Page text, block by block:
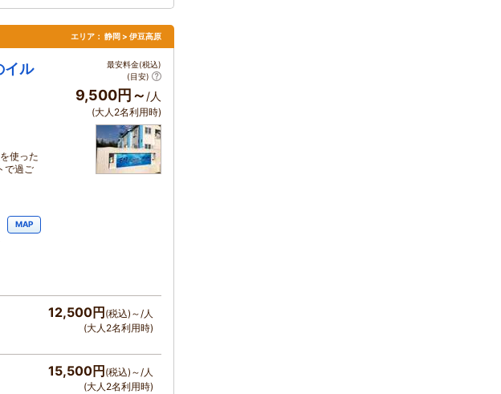
エリア： 静岡 > 伊豆高原
イル
使った
で過ご
MAP
最安料金(税込)
(目安)
9,500円～ /人
(大人2名利用時)
12,500円 (税込)～/人
(大人2名利用時)
15,500円 (税込)～/人
(大人2名利用時)